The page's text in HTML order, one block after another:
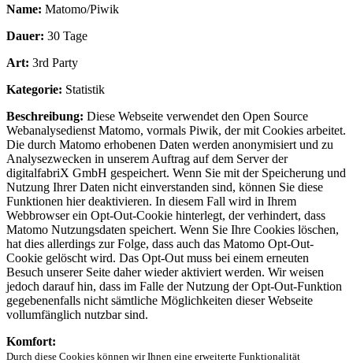
Name: Matomo/Piwik
Dauer: 30 Tage
Art: 3rd Party
Kategorie: Statistik
Beschreibung: Diese Webseite verwendet den Open Source
Webanalysedienst Matomo, vormals Piwik, der mit Cookies arbeitet.
Die durch Matomo erhobenen Daten werden anonymisiert und zu
Analysezwecken in unserem Auftrag auf dem Server der
digitalfabriX GmbH gespeichert. Wenn Sie mit der Speicherung und
Nutzung Ihrer Daten nicht einverstanden sind, können Sie diese
Funktionen hier deaktivieren. In diesem Fall wird in Ihrem
Webbrowser ein Opt-Out-Cookie hinterlegt, der verhindert, dass
Matomo Nutzungsdaten speichert. Wenn Sie Ihre Cookies löschen,
hat dies allerdings zur Folge, dass auch das Matomo Opt-Out-
Cookie gelöscht wird. Das Opt-Out muss bei einem erneuten
Besuch unserer Seite daher wieder aktiviert werden. Wir weisen
jedoch darauf hin, dass im Falle der Nutzung der Opt-Out-Funktion
gegebenenfalls nicht sämtliche Möglichkeiten dieser Webseite
vollumfänglich nutzbar sind.
Komfort:
Durch diese Cookies können wir Ihnen eine erweiterte Funktionalität